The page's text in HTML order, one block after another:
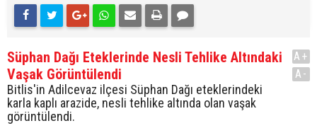
Süphan Dağı Eteklerinde Nesli Tehlike Altındaki
Vaşak Görüntülendi
Bitlis'in Adilcevaz ilçesi Süphan Dağı eteklerindeki
karla kaplı arazide, nesli tehlike altında olan vaşak
görüntülendi.
A+
A-